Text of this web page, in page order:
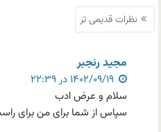
ناوبری
نظرات
نظرات قدیمی تر
مجید رنجبر
سلام و عرض ادب
سپاس از شما برای من برای